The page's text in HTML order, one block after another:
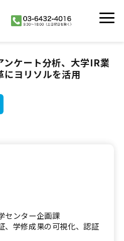
入事例
るご質問
ンケート分析、大学IR業
ヨリソルを活用
センター企画課
、学修成果の可視化、認証